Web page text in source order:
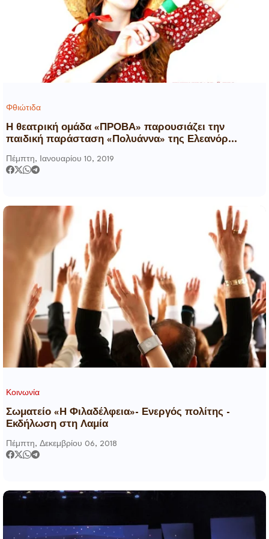
Φθιώτιδα
Η θεατρική ομάδα «ΠΡΟΒΑ» παρουσιάζει την
παιδική παράσταση «Πολυάννα» της Ελεανόρ
Πέμπτη, Ιανουαρίου 10, 2019
Κοινωνία
Σωματείο «Η Φιλαδέλφεια»- Ενεργός πολίτης -
Εκδήλωση στη Λαμία
Πέμπτη, Δεκεμβρίου 06, 2018